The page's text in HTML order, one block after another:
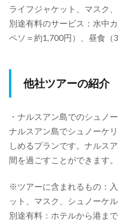
ライフジャケット、マスク
別途有料のサービス：水中
ペソ＝約1,700円）、昼食（
他社ツアーの紹介
・ナルスアン島でのシュノ
ナルスアン島でシュノーケ
しめるプランです。ナルス
間を過ごすことができます。
※ツアーに含まれるもの：
ット、マスク、シュノーケ
別途有料：ホテルから港ま